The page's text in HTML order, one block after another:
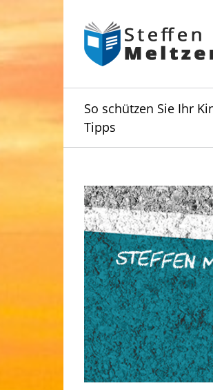
content
So schützen Sie Ihr
Tipps
Zeige
grösseres
Bild